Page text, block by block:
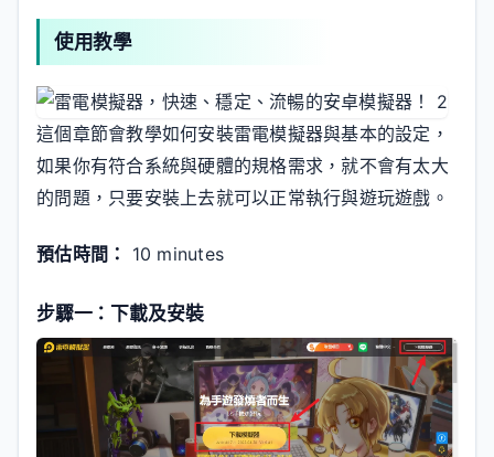
使用教學
這個章節會教學如何安裝雷電模擬器與基本的設定，
如果你有符合系統與硬體的規格需求，就不會有太大
的問題，只要安裝上去就可以正常執行與遊玩遊戲。
預估時間： 10 minutes
步驟一：下載及安裝